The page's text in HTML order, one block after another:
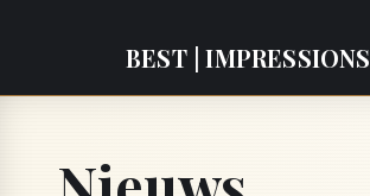
BEST | IMPRESSIONS